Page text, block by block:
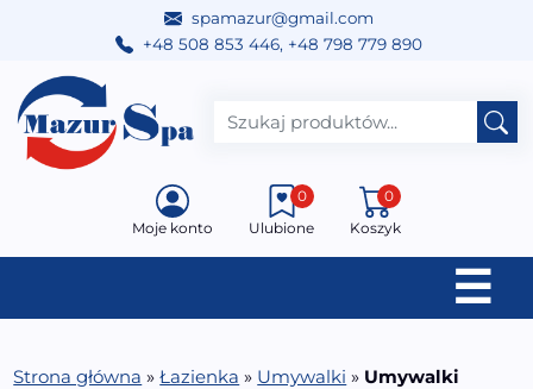
spamazur@gmail.com
+48 508 853 446, +48 798 779 890
Przejdź do treści
Main Navigation
Moje konto Ulubione
0
Koszyk
0
☰
Strona główna »Łazienka » Umywalki » Umywalki